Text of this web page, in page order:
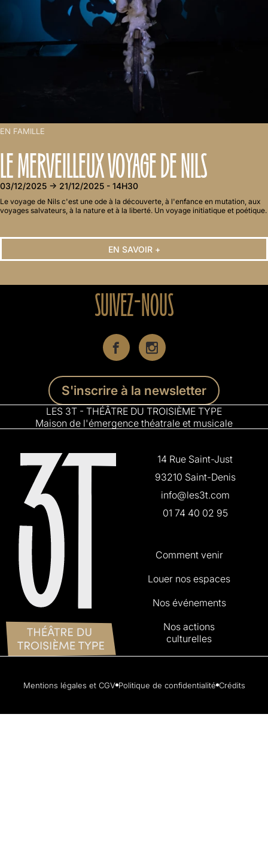
EN FAMILLE
LE MERVEILLEUX VOYAGE DE NILS
03/12/2025 → 21/12/2025 - 14H30
Le voyage de Nils c'est une ode à la découverte, à l'enfance en mutation, aux
voyages salvateurs, à la nature et à la liberté. Un voyage initiatique et poétique.
EN SAVOIR +
SUIVEZ-NOUS
S'inscrire à la newsletter
LES 3T - THÉÂTRE DU TROISIÈME TYPE
Maison de l'émergence théatrale et musicale
14 Rue Saint-Just
93210 Saint-Denis
info@les3t.com
01 74 40 02 95
Comment venir
Louer nos espaces
Nos événements
Nos actions
culturelles
Mentions légales et CGV Politique de confidentialité Crédits